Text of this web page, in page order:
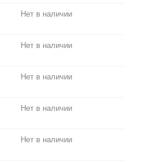
Нет в наличии
Нет в наличии
Нет в наличии
Нет в наличии
Нет в наличии